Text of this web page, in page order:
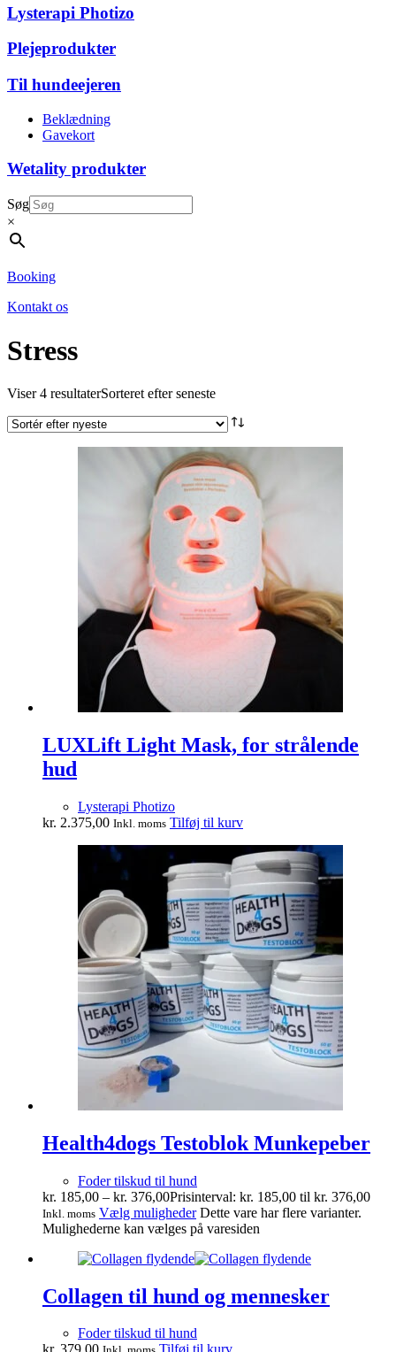
Lysterapi Photizo
Plejeprodukter
Til hundeejeren
Beklædning
Gavekort
Wetality produkter
Søg
×
Booking
Kontakt os
Stress
Viser 4 resultaterSorteret efter seneste
LUXLift Light Mask, for strålende
hud
Lysterapi Photizo
kr. 2.375,00 Inkl. moms Tilføj til kurv
Health4dogs Testoblok Munkepeber
Foder tilskud til hund
kr. 185,00 – kr. 376,00Prisinterval: kr. 185,00 til kr. 376,00
Inkl. moms Vælg muligheder Dette vare har flere varianter.
Mulighederne kan vælges på varesiden
Collagen til hund og mennesker
Foder tilskud til hund